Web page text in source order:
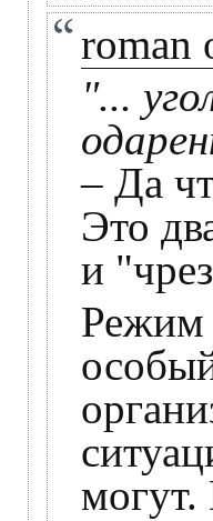
roman
"...
– Да
Это
и
Режим
могут.